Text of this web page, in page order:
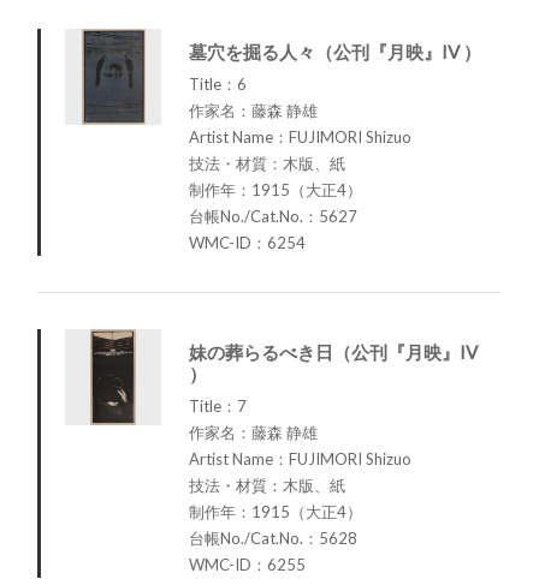
墓穴を掘る人々（公刊『月映』IV ）
Title：6
作家名：藤森 静雄
Artist Name：FUJIMORI Shizuo
技法・材質：木版、紙
制作年：1915（大正4）
台帳No./Cat.No.：5627
WMC-ID：6254
妹の葬らるべき日（公刊『月映』IV
）
Title：7
作家名：藤森 静雄
Artist Name：FUJIMORI Shizuo
技法・材質：木版、紙
制作年：1915（大正4）
台帳No./Cat.No.：5628
WMC-ID：6255